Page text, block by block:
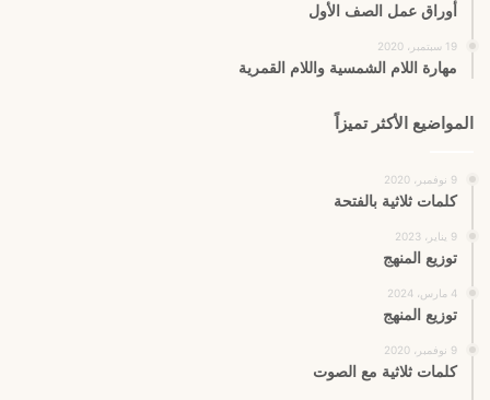
أوراق عمل الصف الأول
19 سبتمبر، 2020
مهارة اللام الشمسية واللام القمرية
المواضيع الأكثر تميزاً
9 نوفمبر، 2020
كلمات ثلاثية بالفتحة
9 يناير، 2023
توزيع المنهج
4 مارس، 2024
توزيع المنهج
9 نوفمبر، 2020
كلمات ثلاثية مع الصوت